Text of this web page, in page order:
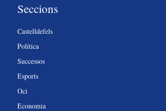
Seccions
Castelldefels
Política
Successos
Esports
Oci
Economia